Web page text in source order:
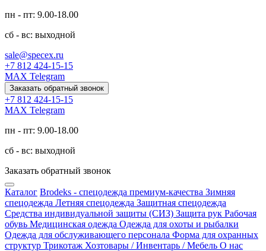
пн - пт: 9.00-18.00
сб - вс: выходной
sale@specex.ru
+7 812 424-15-15
MAX Telegram
Заказать обратный звонок
+7 812 424-15-15
MAX Telegram
пн - пт: 9.00-18.00
сб - вс: выходной
Заказать обратный звонок
Каталог Brodeks - спецодежда премиум-качества Зимняя
спецодежда Летняя спецодежда Защитная спецодежда
Средства индивидуальной защиты (СИЗ) Защита рук Рабочая
обувь Медицинская одежда Одежда для охоты и рыбалки
Одежда для обслуживающего персонала Форма для охранных
структур Трикотаж Хозтовары / Инвентарь / Мебель О нас